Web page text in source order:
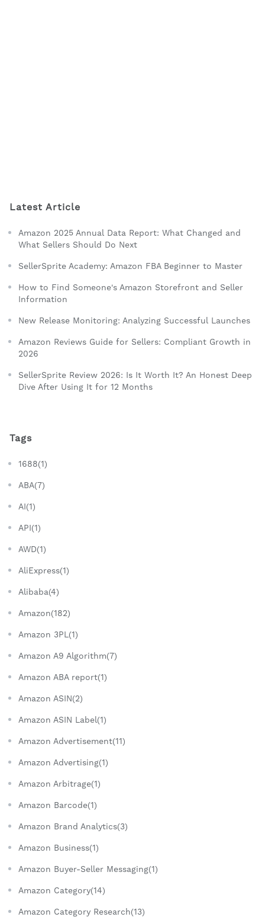
Latest Article
Amazon 2025 Annual Data Report: What Changed and
What Sellers Should Do Next
SellerSprite Academy: Amazon FBA Beginner to Master
How to Find Someone's Amazon Storefront and Seller
Information
New Release Monitoring: Analyzing Successful Launches
Amazon Reviews Guide for Sellers: Compliant Growth in
2026
SellerSprite Review 2026: Is It Worth It? An Honest Deep
Dive After Using It for 12 Months
Tags
1688(1)
ABA(7)
AI(1)
API(1)
AWD(1)
AliExpress(1)
Alibaba(4)
Amazon(182)
Amazon 3PL(1)
Amazon A9 Algorithm(7)
Amazon ABA report(1)
Amazon ASIN(2)
Amazon ASIN Label(1)
Amazon Advertisement(11)
Amazon Advertising(1)
Amazon Arbitrage(1)
Amazon Barcode(1)
Amazon Brand Analytics(3)
Amazon Business(1)
Amazon Buyer-Seller Messaging(1)
Amazon Category(14)
Amazon Category Research(13)